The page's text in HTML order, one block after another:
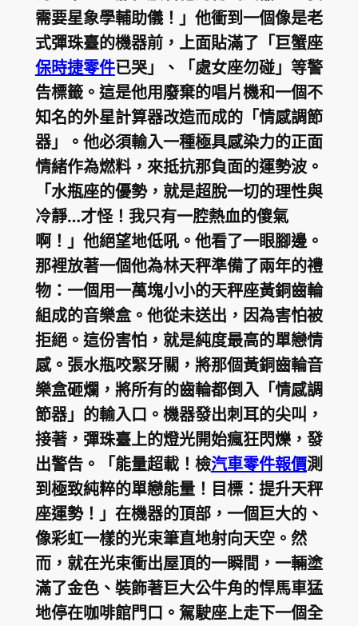
需要星象學輔助儀！」他衝到一個像是老
式彈珠臺的機器前，上面貼滿了「巨蟹座
保時捷零件已哭」、「處女座勿碰」等警
告標籤。這是他用廢棄的唱片機和一個不
知名的外星計算器改造而成的「情感調節
器」。他必須輸入一種極具感染力的正面
情緒作為燃料，來抵抗那負面的運勢波。
「水瓶座的優勢，就是超脫一切的理性與
冷靜…才怪！我只有一腔熱血的傻氣
啊！」他絕望地低吼。他看了一眼腳邊。
那裡放著一個他為林天秤準備了兩年的禮
物：一個用一萬塊小小的天秤座黃銅齒輪
組成的音樂盒。他從未送出，因為害怕被
拒絕。這份害怕，就是純度最高的單戀情
感。張水瓶咬緊牙關，將那個黃銅齒輪音
樂盒砸爛，將所有的齒輪都倒入「情感調
節器」的輸入口。機器發出刺耳的尖叫，
接著，彈珠臺上的燈光開始瘋狂閃爍，發
出警告。「能量超載！檢汽車零件報價測
到極致純粹的單戀能量！目標：提升天秤
座運勢！」在機器的頂部，一個巨大的、
像彩虹一樣的光束筆直地射向天空。然
而，就在光束衝出屋頂的一瞬間，一輛塗
滿了金色、裝飾著巨大公牛角的悍馬車猛
地停在咖啡館門口。駕駛座上走下一個全